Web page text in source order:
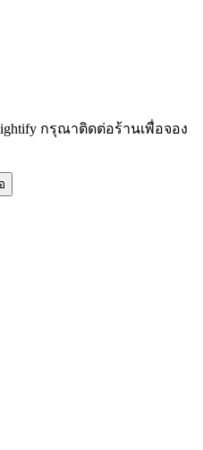
กรุณาติดต่อร้านเพื่อจอง